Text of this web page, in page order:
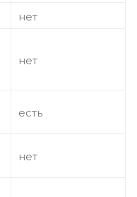
нет
нет
есть
нет